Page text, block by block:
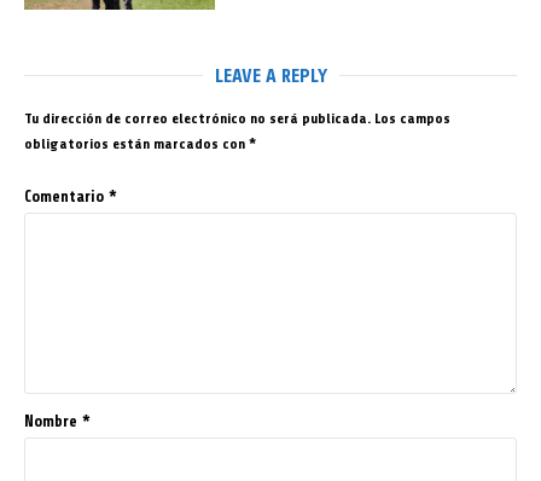
LEAVE A REPLY
Tu dirección de correo electrónico no será publicada. Los campos
obligatorios están marcados con *
Comentario *
Nombre *